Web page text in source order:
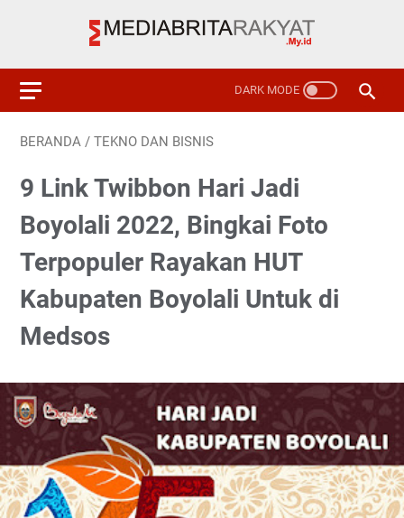
BERANDA / TEKNO DAN BISNIS
9 Link Twibbon Hari Jadi
Boyolali 2022, Bingkai Foto
Terpopuler Rayakan HUT
Kabupaten Boyolali Untuk di
Medsos